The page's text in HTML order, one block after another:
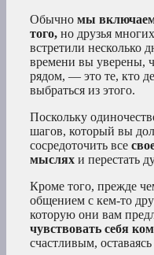
Обычно мы
того, но друзья
встретили несколько
времени вы уверены,
рядом, — это те, кто
выбраться из этого.
Поскольку
шагов, который вы
сосредоточить все
мыслях и перестать
Кроме того, прежде
общением с кем-то
которую они вам
чувствовать себя
счастливым,